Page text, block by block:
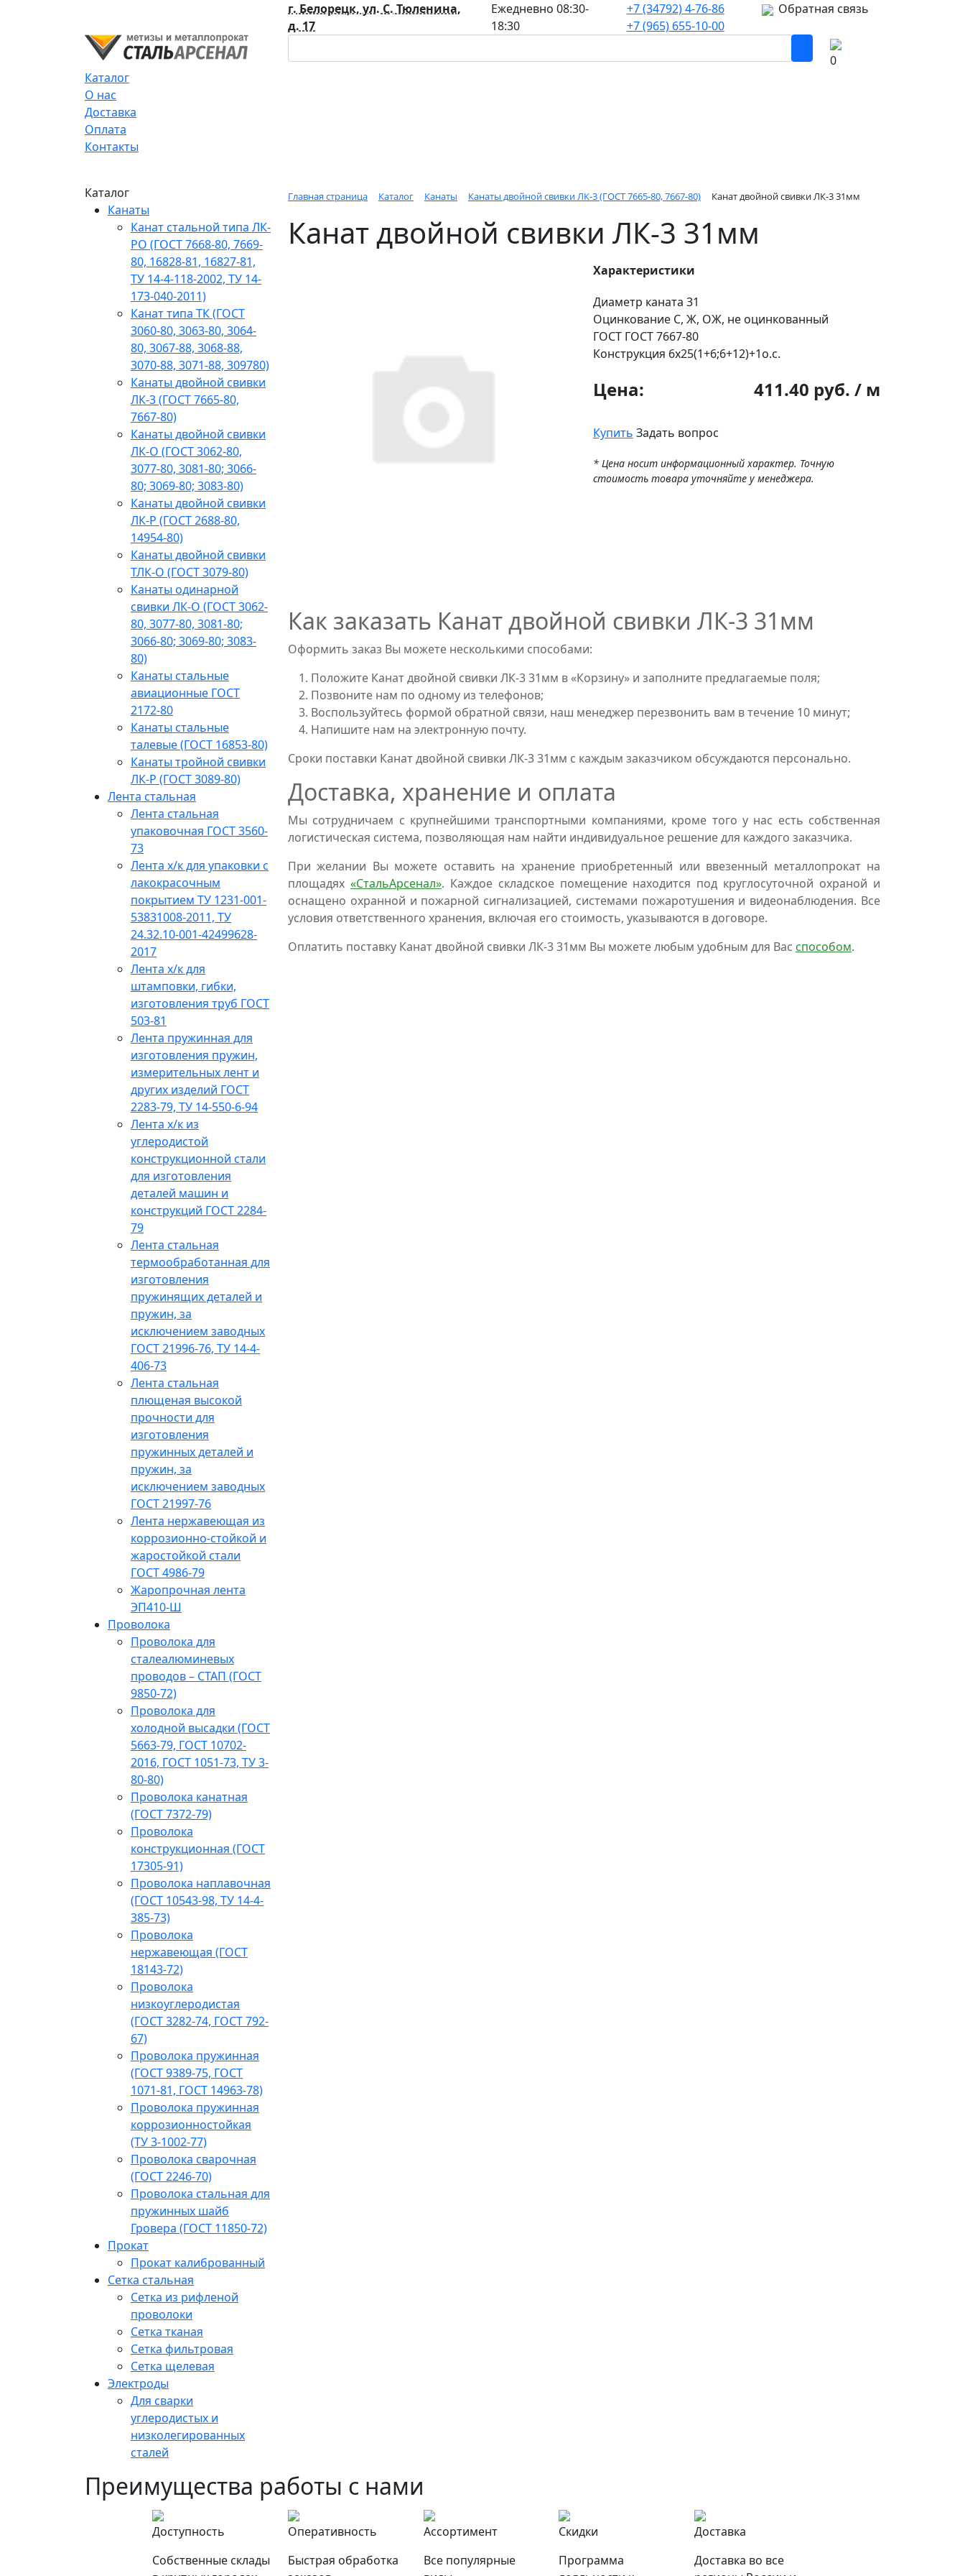
г. Белорецк, ул. С. Тюленина,
д. 17
Ежедневно 08:30-
18:30
+7 (34792) 4-76-86
+7 (965) 655-10-00
Обратная связь
0
Каталог
О нас
Доставка
Оплата
Контакты
Каталог
Канаты
Канат стальной типа ЛК-
РО (ГОСТ 7668-80, 7669-
80, 16828-81, 16827-81,
ТУ 14-4-118-2002, ТУ 14-
173-040-2011)
Канат типа ТК (ГОСТ
3060-80, 3063-80, 3064-
80, 3067-88, 3068-88,
3070-88, 3071-88, 309780)
Канаты двойной свивки
ЛК-3 (ГОСТ 7665-80,
7667-80)
Канаты двойной свивки
ЛК-О (ГОСТ 3062-80,
3077-80, 3081-80; 3066-
80; 3069-80; 3083-80)
Канаты двойной свивки
ЛК-Р (ГОСТ 2688-80,
14954-80)
Канаты двойной свивки
ТЛК-О (ГОСТ 3079-80)
Канаты одинарной
свивки ЛК-О (ГОСТ 3062-
80, 3077-80, 3081-80;
3066-80; 3069-80; 3083-
80)
Канаты стальные
авиационные ГОСТ
2172-80
Канаты стальные
талевые (ГОСТ 16853-80)
Канаты тройной свивки
ЛК-Р (ГОСТ 3089-80)
Лента стальная
Лента стальная
упаковочная ГОСТ 3560-
73
Лента х/к для упаковки с
лакокрасочным
покрытием ТУ 1231-001-
53831008-2011, ТУ
24.32.10-001-42499628-
2017
Лента х/к для
штамповки, гибки,
изготовления труб ГОСТ
503-81
Лента пружинная для
изготовления пружин,
измерительных лент и
других изделий ГОСТ
2283-79, ТУ 14-550-6-94
Лента х/к из
углеродистой
конструкционной стали
для изготовления
деталей машин и
конструкций ГОСТ 2284-
79
Лента стальная
термообработанная для
изготовления
пружинящих деталей и
пружин, за
исключением заводных
ГОСТ 21996-76, ТУ 14-4-
406-73
Лента стальная
плющеная высокой
прочности для
изготовления
пружинных деталей и
пружин, за
исключением заводных
ГОСТ 21997-76
Лента нержавеющая из
коррозионно-стойкой и
жаростойкой стали
ГОСТ 4986-79
Жаропрочная лента
ЭП410-Ш
Проволока
Проволока для
сталеалюминевых
проводов – СТАП (ГОСТ
9850-72)
Проволока для
холодной высадки (ГОСТ
5663-79, ГОСТ 10702-
2016, ГОСТ 1051-73, ТУ 3-
80-80)
Проволока канатная
(ГОСТ 7372-79)
Проволока
конструкционная (ГОСТ
17305-91)
Проволока наплавочная
(ГОСТ 10543-98, ТУ 14-4-
385-73)
Проволока
нержавеющая (ГОСТ
18143-72)
Проволока
низкоуглеродистая
(ГОСТ 3282-74, ГОСТ 792-
67)
Проволока пружинная
(ГОСТ 9389-75, ГОСТ
1071-81, ГОСТ 14963-78)
Проволока пружинная
коррозионностойкая
(ТУ 3-1002-77)
Проволока сварочная
(ГОСТ 2246-70)
Проволока стальная для
пружинных шайб
Гровера (ГОСТ 11850-72)
Прокат
Прокат калиброванный
Сетка стальная
Сетка из рифленой
проволоки
Сетка тканая
Сетка фильтровая
Сетка щелевая
Электроды
Для сварки
углеродистых и
низколегированных
сталей
Главная страница Каталог Канаты Канаты двойной свивки ЛК-3 (ГОСТ 7665-80, 7667-80) Канат двойной свивки ЛК-3 31мм
Канат двойной свивки ЛК-3 31мм
Характеристики
Диаметр каната 31
Оцинкование С, Ж, ОЖ, не оцинкованный
ГОСТ ГОСТ 7667-80
Конструкция 6х25(1+6;6+12)+1о.с.
Цена: 411.40 руб. / м
Купить Задать вопрос
* Цена носит информационный характер. Точную
стоимость товара уточняйте у менеджера.
Как заказать Канат двойной свивки ЛК-3 31мм
Оформить заказ Вы можете несколькими способами:
Положите Канат двойной свивки ЛК-3 31мм в «Корзину» и заполните предлагаемые поля;
Позвоните нам по одному из телефонов;
Воспользуйтесь формой обратной связи, наш менеджер перезвонить вам в течение 10 минут;
Напишите нам на электронную почту.
Сроки поставки Канат двойной свивки ЛК-3 31мм с каждым заказчиком обсуждаются персонально.
Доставка, хранение и оплата
Мы сотрудничаем с крупнейшими транспортными компаниями, кроме того у нас есть собственная
логистическая система, позволяющая нам найти индивидуальное решение для каждого заказчика.
При желании Вы можете оставить на хранение приобретенный или ввезенный металлопрокат на
площадях «СтальАрсенал». Каждое складское помещение находится под круглосуточной охраной и
оснащено охранной и пожарной сигнализацией, системами пожаротушения и видеонаблюдения. Все
условия ответственного хранения, включая его стоимость, указываются в договоре.
Оплатить поставку Канат двойной свивки ЛК-3 31мм Вы можете любым удобным для Вас способом.
Преимущества работы с нами
Доступность
Собственные склады
Оперативность
Быстрая обработка
Ассортимент
Все популярные
Скидки
Программа
Доставка
Доставка во все